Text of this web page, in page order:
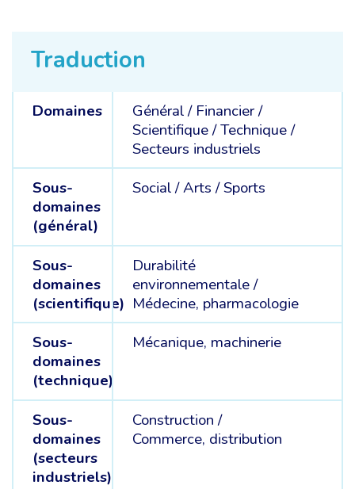
Traduction
Domaines Général / Financier /
Scientifique /Technique /
Secteurs industriels
Sous-
domaines
(général)
Social /Arts /Sports
Sous-
domaines
(scientifique)
Durabilité
environnementale /
Médecine, pharmacologie
Sous-
domaines
(technique)
Mécanique, machinerie
Sous-
domaines
(secteurs
industriels)
Construction /
Commerce, distribution